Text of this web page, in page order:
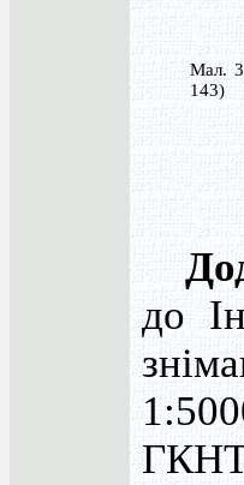
Мал.
143)
до